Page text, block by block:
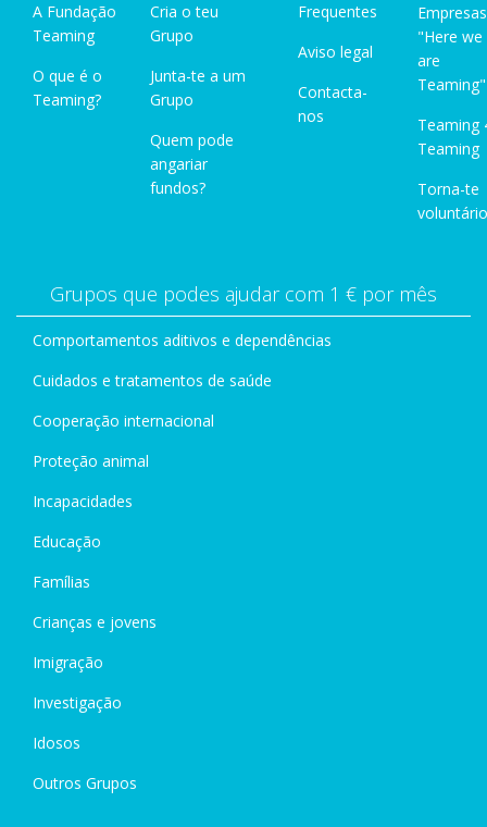
A Fundação
Teaming
O que é o
Teaming?
Cria o teu
Grupo
Junta-te a um
Grupo
Quem pode
angariar
fundos?
Frequentes
Aviso legal
Contacta-
nos
Empresas
"Here we
are
Teaming"
Teaming
Teaming
Torna-te
Grupos que podes ajudar com 1 € por mês
Comportamentos aditivos e dependências
Cuidados e tratamentos de saúde
Cooperação internacional
Proteção animal
Incapacidades
Educação
Famílias
Crianças e jovens
Imigração
Investigação
Idosos
Outros Grupos